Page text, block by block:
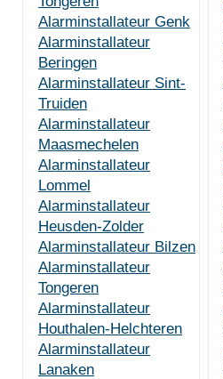
Alarminstallateur Genk
Alarminstallateur
Beringen
Alarminstallateur Sint-
Truiden
Alarminstallateur
Maasmechelen
Alarminstallateur
Lommel
Alarminstallateur
Heusden-Zolder
Alarminstallateur Bilzen
Alarminstallateur
Tongeren
Alarminstallateur
Houthalen-Helchteren
Alarminstallateur
Lanaken